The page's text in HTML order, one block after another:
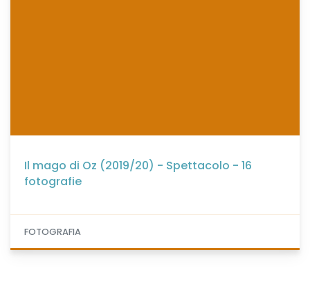
Il mago di Oz (2019/20) - Spettacolo - 16
fotografie
FOTOGRAFIA